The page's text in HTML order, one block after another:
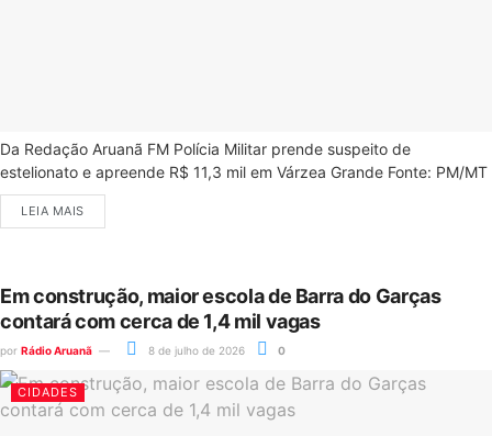
Da Redação Aruanã FM Polícia Militar prende suspeito de
estelionato e apreende R$ 11,3 mil em Várzea Grande Fonte: PM/MT
LEIA MAIS
Em construção, maior escola de Barra do Garças
contará com cerca de 1,4 mil vagas
por Rádio Aruanã 8 de julho de 2026 0
CIDADES